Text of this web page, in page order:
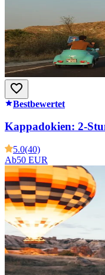
Bestbewertet
Kappadokien: 2-
5.0(40)
Ab50 EUR